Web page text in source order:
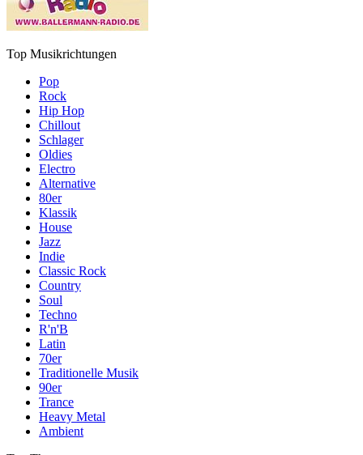
Top Musikrichtungen
Pop
Rock
Hip Hop
Chillout
Schlager
Oldies
Electro
Alternative
80er
Klassik
House
Jazz
Indie
Classic Rock
Country
Soul
Techno
R'n'B
Latin
70er
Traditionelle Musik
90er
Trance
Heavy Metal
Ambient